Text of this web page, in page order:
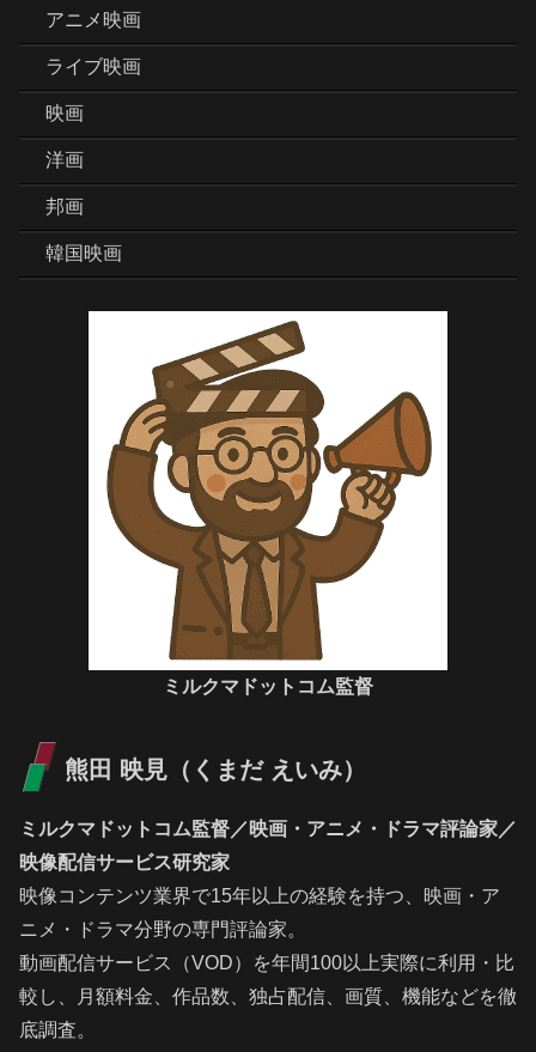
アニメ映画
ライブ映画
映画
洋画
邦画
韓国映画
ミルクマドットコム監督
熊田 映見（くまだ えいみ）
ミルクマドットコム監督／映画・アニメ・ドラマ評論家／
映像配信サービス研究家
映像コンテンツ業界で15年以上の経験を持つ、映画・ア
ニメ・ドラマ分野の専門評論家。
動画配信サービス（VOD）を年間100以上実際に利用・比
較し、月額料金、作品数、独占配信、画質、機能などを徹
底調査。